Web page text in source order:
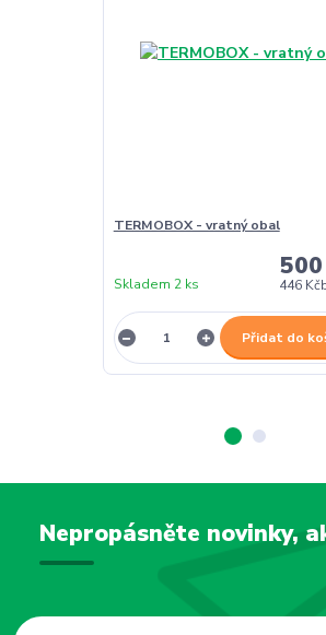
TERMOBOX - vratný obal
446 Kč
Skladem 2 ks
Přidat do
Nepropásněte novinky,